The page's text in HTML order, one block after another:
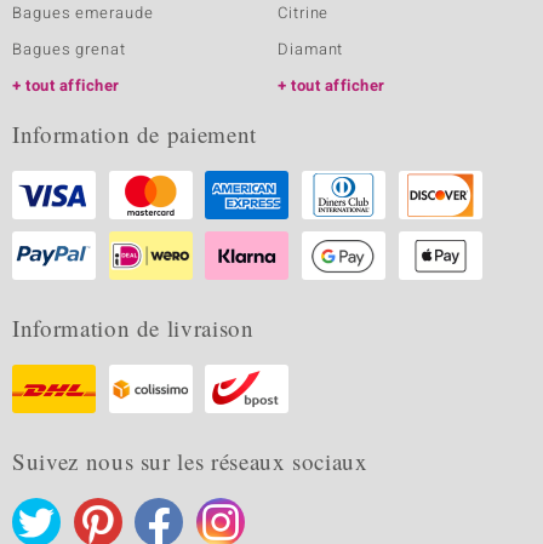
Bagues emeraude
Bagues grenat
tout afficher
Citrine
Diamant
tout afficher
Information de paiement
Information de livraison
Suivez nous sur les réseaux sociaux